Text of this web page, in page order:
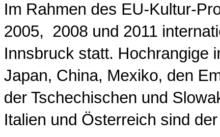
Im Rahmen des EU-Kultur-
2005, 2008 und 2011
Innsbruck statt. Hochrangige
Japan, China, Mexiko, den
der Tschechischen und
Italien und Österreich sind